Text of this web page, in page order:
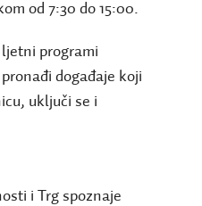
od 7:30 do 15:00.
programi
događaje koji
uključi se i
i Trg spoznaje